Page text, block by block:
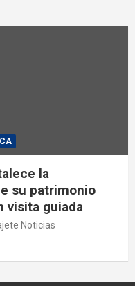
la
su patrimonio
visita guiada
Noticias